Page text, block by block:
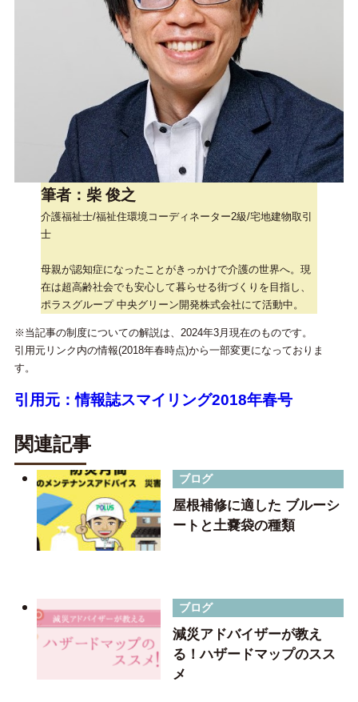
筆者：柴 俊之
介護福祉士/福祉住環境コーディネーター2級/宅地建物取引
士
母親が認知症になったことがきっかけで介護の世界へ。現
在は超高齢社会でも安心して暮らせる街づくりを目指し、
ポラスグループ 中央グリーン開発株式会社にて活動中。
※当記事の制度についての解説は、2024年3月現在のものです。
引用元リンク内の情報(2018年春時点)から一部変更になっておりま
す。
引用元：情報誌スマイリング2018年春号
関連記事
ブログ
屋根補修に適した ブルーシ
ートと土嚢袋の種類
ブログ
減災アドバイザーが教え
る！ハザードマップのスス
メ